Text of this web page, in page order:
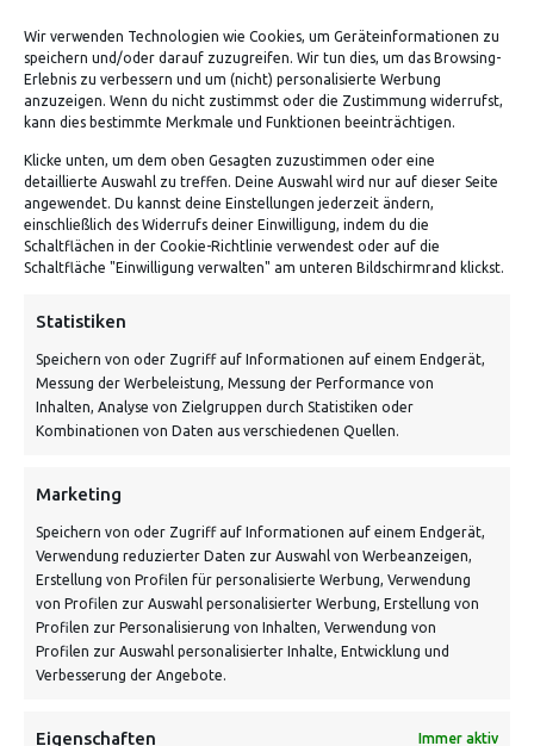
Wir verwenden Technologien wie Cookies, um Geräteinformationen zu
speichern und/oder darauf zuzugreifen. Wir tun dies, um das Browsing-
Erlebnis zu verbessern und um (nicht) personalisierte Werbung
anzuzeigen. Wenn du nicht zustimmst oder die Zustimmung widerrufst,
kann dies bestimmte Merkmale und Funktionen beeinträchtigen.
Klicke unten, um dem oben Gesagten zuzustimmen oder eine
detaillierte Auswahl zu treffen. Deine Auswahl wird nur auf dieser Seite
angewendet. Du kannst deine Einstellungen jederzeit ändern,
einschließlich des Widerrufs deiner Einwilligung, indem du die
Schaltflächen in der Cookie-Richtlinie verwendest oder auf die
Schaltfläche "Einwilligung verwalten" am unteren Bildschirmrand klickst.
Statistiken
Speichern von oder Zugriff auf Informationen auf einem Endgerät,
Messung der Werbeleistung, Messung der Performance von
Inhalten, Analyse von Zielgruppen durch Statistiken oder
Kombinationen von Daten aus verschiedenen Quellen.
Marketing
Speichern von oder Zugriff auf Informationen auf einem Endgerät,
Verwendung reduzierter Daten zur Auswahl von Werbeanzeigen,
Erstellung von Profilen für personalisierte Werbung, Verwendung
von Profilen zur Auswahl personalisierter Werbung, Erstellung von
Profilen zur Personalisierung von Inhalten, Verwendung von
Profilen zur Auswahl personalisierter Inhalte, Entwicklung und
Verbesserung der Angebote.
Eigenschaften Immer aktiv
WOLFSBLUT (ZIPPER)
ADRESSE
Von Tiling GmbH
Bahnhofstraße 3, 06268 Nemsdorf-Göhrendorf
Kontakt: Mo - Fr von 10:00 bis 18:00 Uhr
info@vontiling.de
Schnell und grün versendet: